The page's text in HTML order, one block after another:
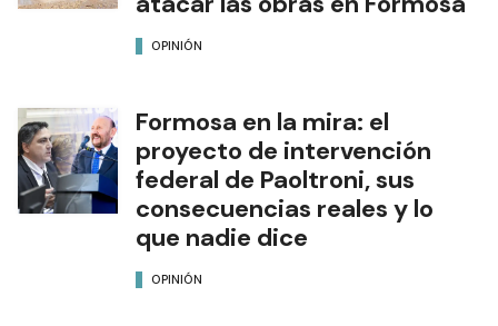
OPINIÓN
Formosa en la mira: el
proyecto de intervención
federal de Paoltroni, sus
consecuencias reales y lo
que nadie dice
OPINIÓN